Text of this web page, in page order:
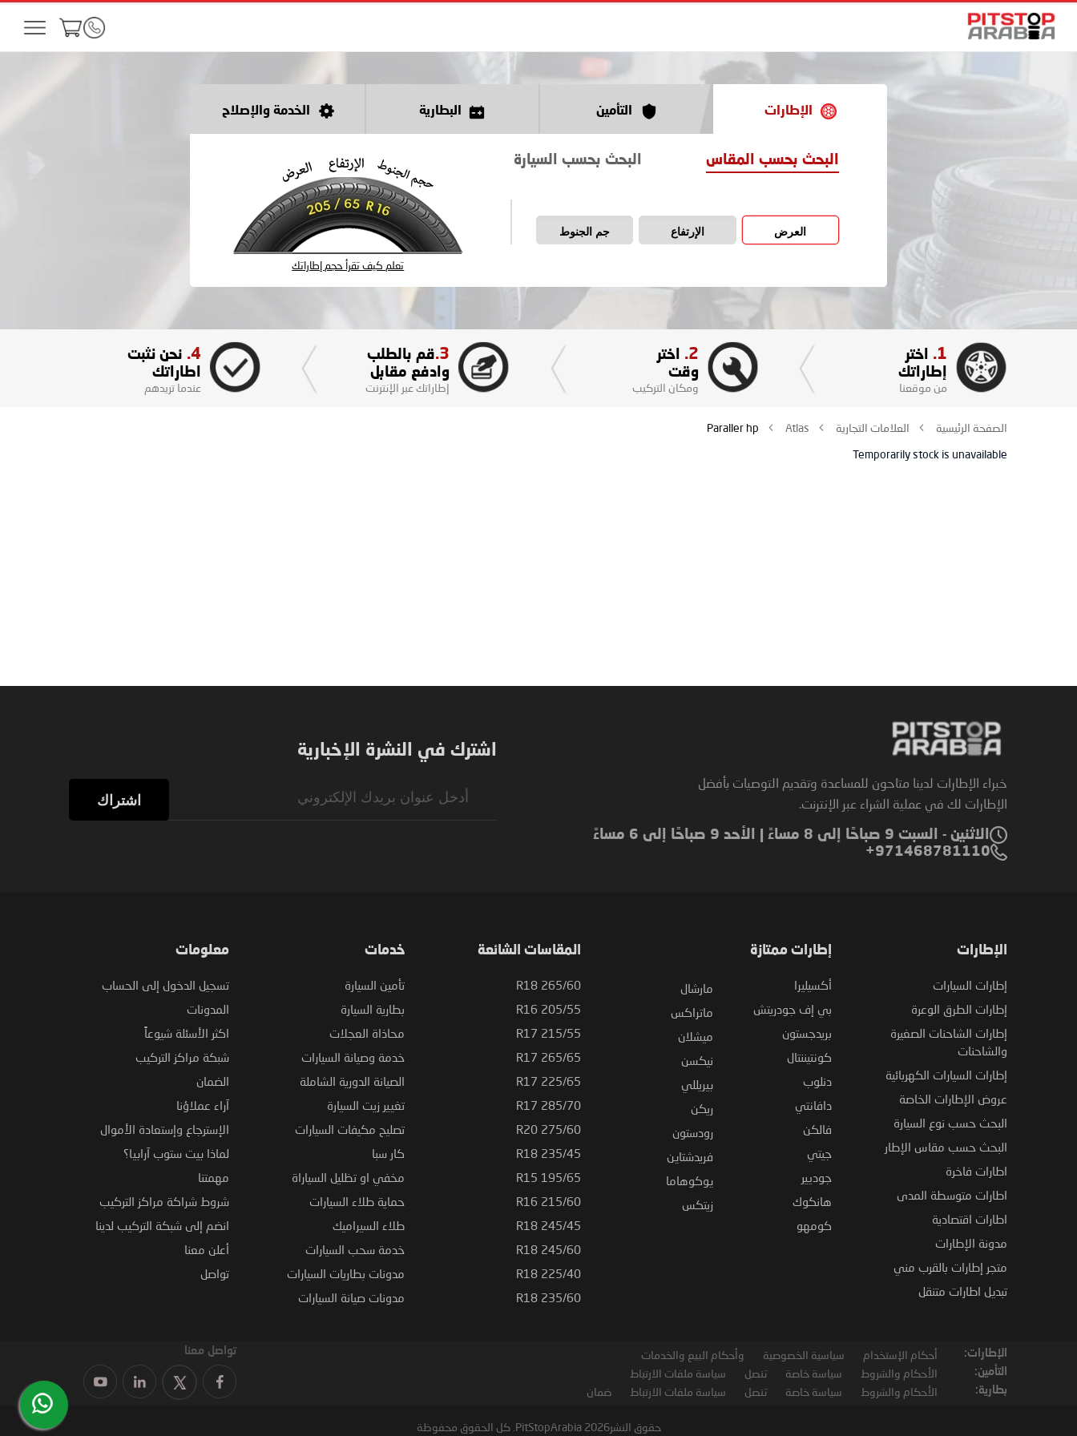
الإطارات التأمين البطارية الخدمة والإصلاح
البحث بحسب المقاس البحث بحسب السيارة
العرض الإرتفاع جم الجنوط
تعلم كيف تقرأ حجم إطاراتك
1.
اختر
إطاراتك
من موقعنا
2.
اختر
وقت
ومكان التركيب
3. قم بالطلب
وادفع مقابل
إطاراتك عبر الإنترنت
4. نحن نثبت
اطاراتك
عندما تريدهم
الصفحة الرئيسية العلامات التجارية Atlas
Paraller hp
Temporarily stock is unavailable
خبراء الإطارات لدينا متاحون للمساعدة وتقديم التوصيات بأفضل
الإطارات لك في عملية الشراء عبر الإنترنت.
الاثنين - السبت 9 صباحًا إلى 8 مساءً | الأحد 9 صباحًا إلى 6 مساءً
971468781110+
اشترك في النشرة الإخبارية
اشتراك
الإطارات
إطارات السيارات
إطارات الطرق الوعرة
إطارات الشاحنات الصغيرة
والشاحنات
إطارات السيارات الكهربائية
عروض الإطارات الخاصة
البحث حسب نوع السيارة
البحث حسب مقاس الإطار
اطارات فاخرة
اطارات متوسطة المدى
اطارات اقتصادية
مدونة الإطارات
متجر إطارات بالقرب مني
تبديل اطارات متنقل
إطارات ممتازة
أكسيليرا
بي إف جودريتش
بريدجستون
كونتيننتال
دنلوب
دافانتي
فالكن
جيتي
جوديير
هانكوك
كومهو
مارشال
ماتراكس
ميشلان
نيكسن
بيريللي
ريكن
رودستون
فريدشتاين
يوكوهاما
زيتكس
المقاسات الشائعة
265/60 R18
205/55 R16
215/55 R17
265/65 R17
225/65 R17
285/70 R17
275/60 R20
235/45 R18
195/65 R15
215/60 R16
245/45 R18
245/60 R18
225/40 R18
235/60 R18
خدمات
تأمين السيارة
بطارية السيارة
محاذاة العجلات
خدمة وصيانة السيارات
الصيانة الدورية الشاملة
تغيير زيت السيارة
تصليح مكيفات السيارات
كار سبا
مخفي او تظليل السياراة
حماية طلاء السيارات
طلاء السيراميك
خدمة سحب السيارات
مدونات بطاريات السيارات
مدونات صيانة السيارات
معلومات
تسجيل الدخول إلى الحساب
المدونات
اكثر الأسئلة شيوعاً
شبكة مراكز التركيب
الضمان
آراء عملاؤنا
الإسترجاع وإستعادة الأموال
لماذا بيت ستوب آرابيا؟
مهمتنا
شروط شراكة مراكز التركيب
انضم إلى شبكة التركيب لدينا
أعلن معنا
تواصل
الإطارات: أحكام الإستخدام سياسية الخصوصية وأحكام البيع والخدمات
التأمين: الأحكام والشروط سياسة خاصة تنصل سياسة ملفات الارتباط
بطارية: الأحكام والشروط سياسة خاصة تنصل سياسة ملفات الارتباط ضمان
تواصل معنا
حقوق النشر2026 PitStopArabia. كل الحقوق محفوظة